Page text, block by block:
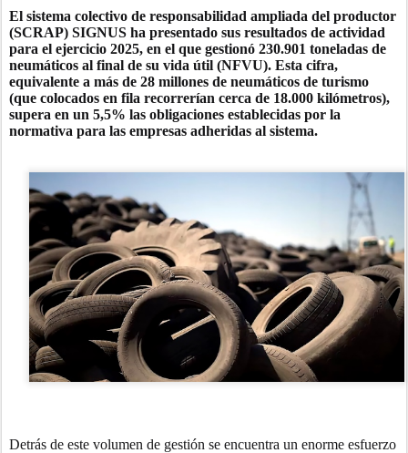
El sistema colectivo de responsabilidad ampliada del productor
(SCRAP) SIGNUS ha presentado sus resultados de actividad
para el ejercicio 2025, en el que gestionó 230.901 toneladas de
neumáticos al final de su vida útil (NFVU). Esta cifra,
equivalente a más de 28 millones de neumáticos de turismo
(que colocados en fila recorrerían cerca de 18.000 kilómetros),
supera en un 5,5% las obligaciones establecidas por la
normativa para las empresas adheridas al sistema.
Detrás de este volumen de gestión se encuentra un enorme esfuerzo